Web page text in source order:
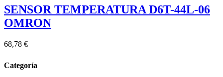
SENSOR TEMPERATURA D6T-44L-06
OMRON
68,78 €
Categoría